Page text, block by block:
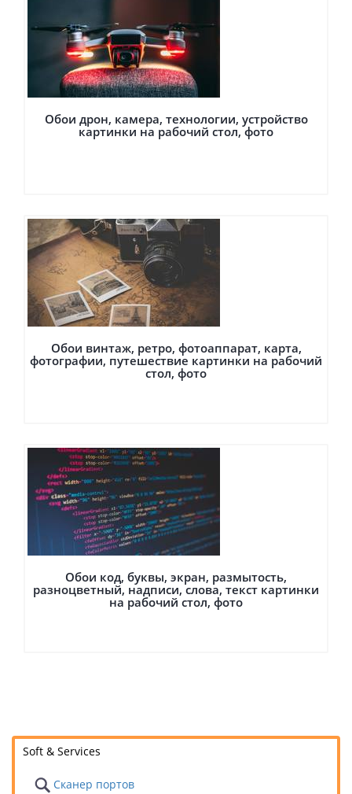
Обои дрон, камера, технологии, устройство
картинки на рабочий стол, фото
Обои винтаж, ретро, фотоаппарат, карта,
фотографии, путешествие картинки на рабочий
стол, фото
Обои код, буквы, экран, размытость,
разноцветный, надписи, слова, текст картинки
на рабочий стол, фото
Soft & Services
Сканер портов